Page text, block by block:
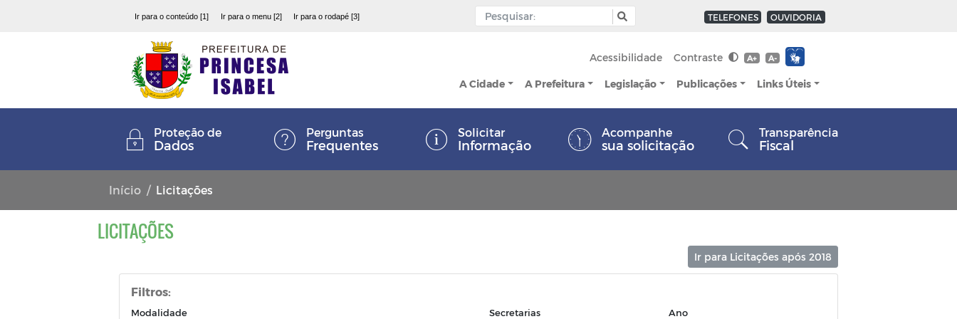
Ir para o conteúdo [1] Ir para o menu [2] Ir para o rodapé [3] TELEFONES OUVIDORIA
Acessibilidade Contraste A+ A-
A Cidade A Prefeitura Legislação Publicações Links Úteis
Proteção de
Dados
Perguntas
Frequentes
Solicitar
Informação
Acompanhe
sua solicitação
Transparência
Fiscal
Início Licitações
LICITAÇÕES
Ir para Licitações após 2018
Filtros:
Modalidade Secretarias Ano